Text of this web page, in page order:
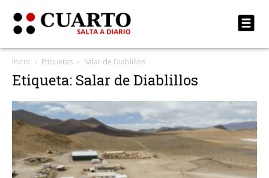
Inicio Etiquetas Salar de Diablillos
Etiqueta: Salar de Diablillos